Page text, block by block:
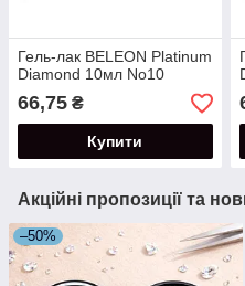
Гель-лак BELEON Platinum
Diamond 10мл No10
66,75 ₴
Купити
Акційні пропозиції та
–50%